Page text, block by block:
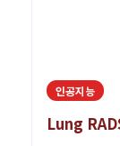
인공지능
Lung